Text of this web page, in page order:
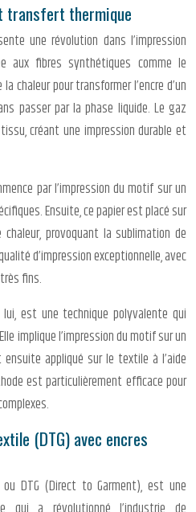
transfert thermique
une révolution dans l’impression
aux fibres synthétiques comme le
chaleur pour transformer l’encre d’un
passer par la phase liquide. Le gaz
créant une impression durable et
par l’impression du motif sur un
Ensuite, ce papier est placé sur
provoquant la sublimation de
d’impression exceptionnelle, avec
fins.
est une technique polyvalente qui
implique l’impression du motif sur un
appliqué sur le textile à l’aide
est particulièrement efficace pour
(DTG) avec encres
DTG (Direct to Garment), est une